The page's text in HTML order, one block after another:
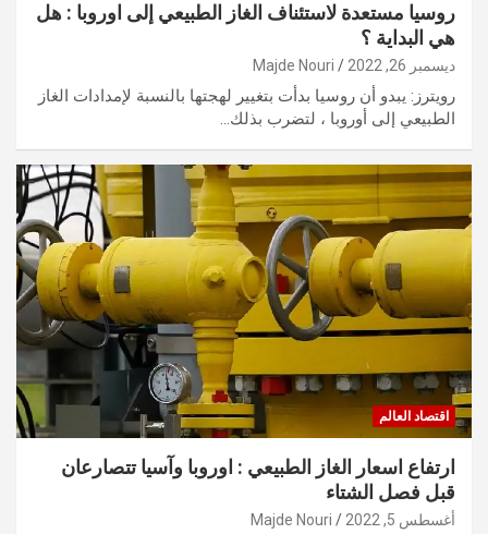
روسيا مستعدة لاستئناف الغاز الطبيعي إلى اوروبا : هل
هي البداية ؟
ديسمبر 26, 2022 Majde Nouri
رويترز: يبدو أن روسيا بدأت بتغيير لهجتها بالنسبة لإمدادات الغاز
الطبيعي إلى أوروبا ، لتضرب بذلك…
اقتصاد العالم
ارتفاع اسعار الغاز الطبيعي : اوروبا وآسيا تتصارعان
قبل فصل الشتاء
أغسطس 5, 2022 Majde Nouri